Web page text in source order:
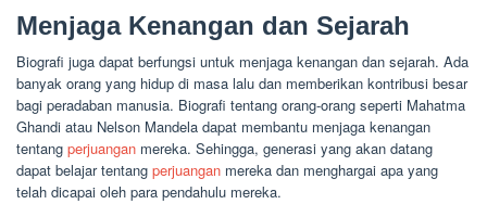
Menjaga Kenangan dan Sejarah
Biografi juga dapat berfungsi untuk menjaga kenangan dan sejarah. Ada
banyak orang yang hidup di masa lalu dan memberikan kontribusi besar
bagi peradaban manusia. Biografi tentang orang-orang seperti Mahatma
Ghandi atau Nelson Mandela dapat membantu menjaga kenangan
tentang perjuangan mereka. Sehingga, generasi yang akan datang
dapat belajar tentang perjuangan mereka dan menghargai apa yang
telah dicapai oleh para pendahulu mereka.